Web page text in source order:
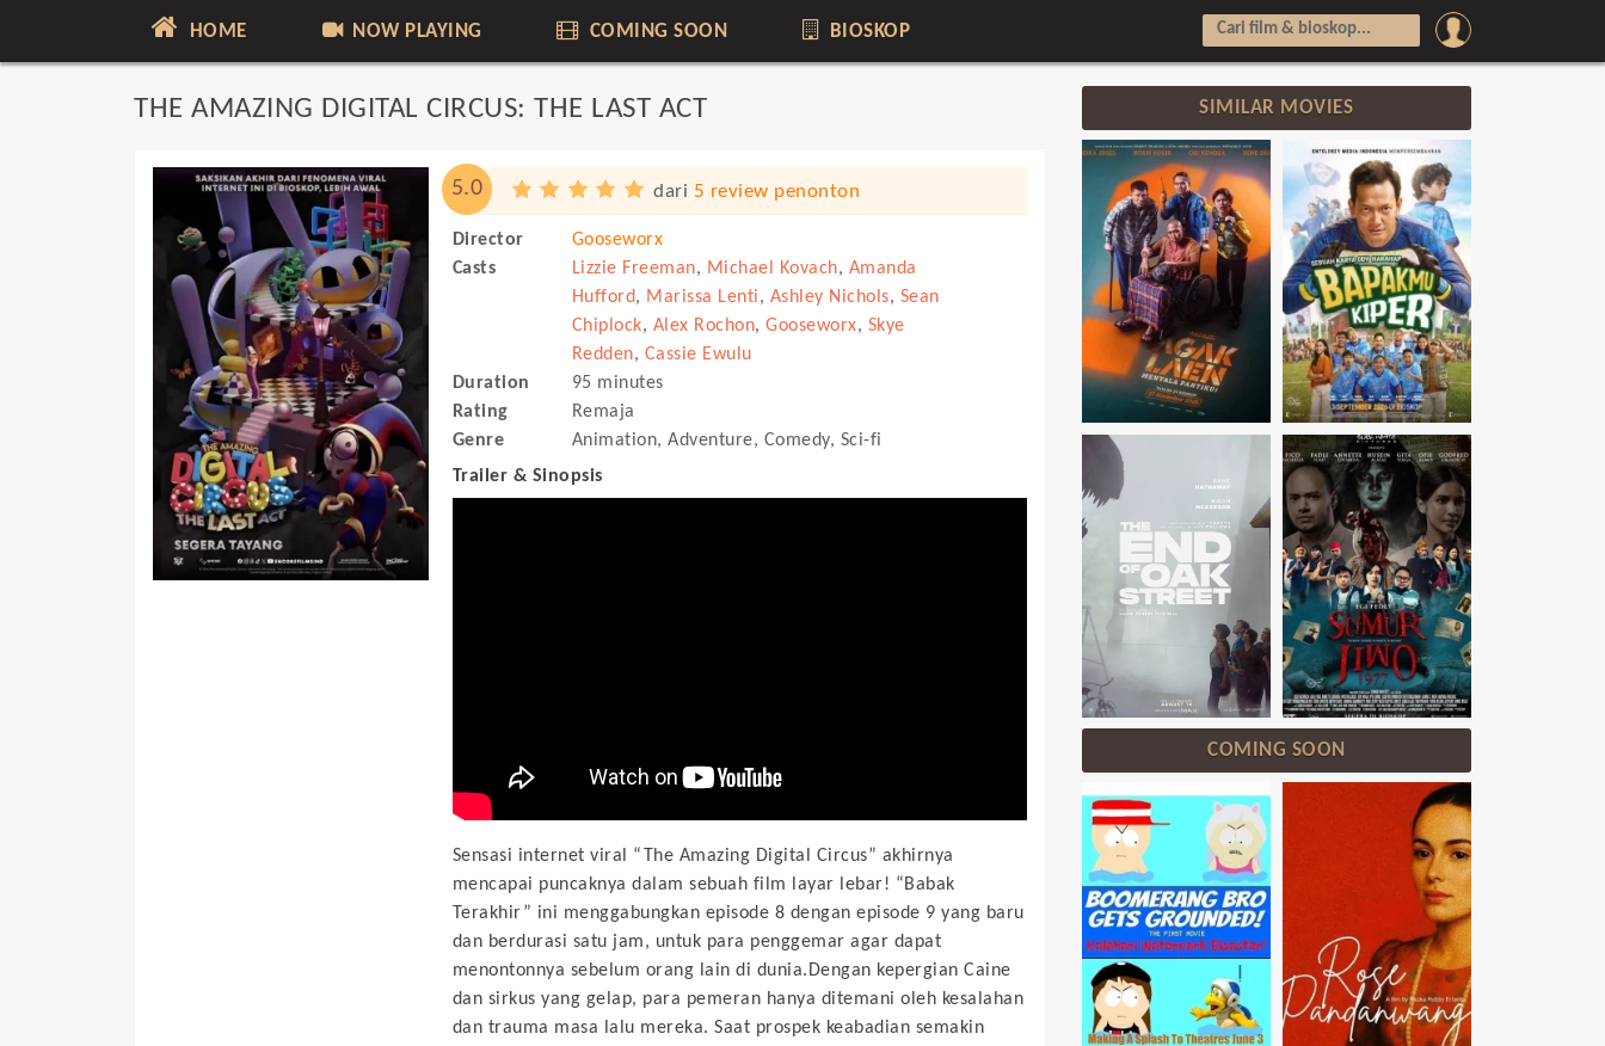
HOME NOW PLAYING COMING SOON BIOSKOP
THE AMAZING DIGITAL CIRCUS: THE LAST ACT
5.0 dari 5 review penonton
Director
Gooseworx
Casts
Lizzie Freeman, Michael Kovach, Amanda
Hufford, Marissa Lenti, Ashley Nichols, Sean
Chiplock, Alex Rochon, Gooseworx, Skye
Redden, Cassie Ewulu
Duration
95 minutes
Rating
Remaja
Genre
Animation, Adventure, Comedy, Sci-fi
Trailer & Sinopsis
Sensasi internet viral “The Amazing Digital Circus” akhirnya
mencapai puncaknya dalam sebuah film layar lebar! “Babak
Terakhir” ini menggabungkan episode 8 dengan episode 9 yang baru
dan berdurasi satu jam, untuk para penggemar agar dapat
menontonnya sebelum orang lain di dunia.Dengan kepergian Caine
dan sirkus yang gelap, para pemeran hanya ditemani oleh kesalahan
dan trauma masa lalu mereka. Saat prospek keabadian semakin
SIMILAR MOVIES
COMING SOON